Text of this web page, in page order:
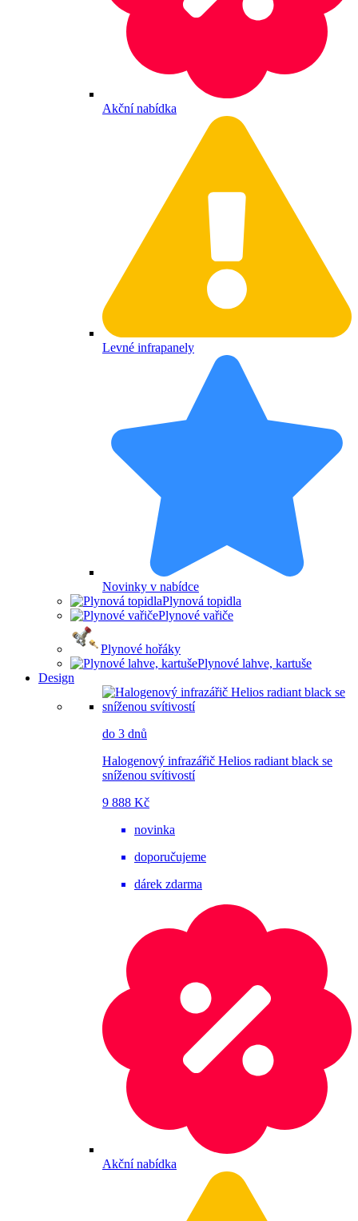
Akční nabídka
Levné infrapanely
Novinky v nabídce
Plynová topidla
Plynové vařiče
Plynové hořáky
Plynové lahve, kartuše
Design
do 3 dnů
Halogenový infrazářič Helios radiant black se
sníženou svítivostí
9 888 Kč
novinka
doporučujeme
dárek zdarma
Akční nabídka